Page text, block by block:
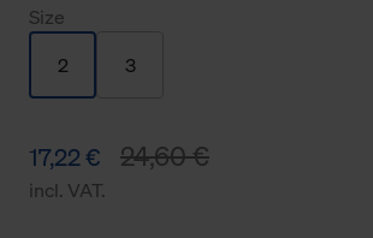
Size
2 3
17,22 € 24,60 €
incl. VAT.